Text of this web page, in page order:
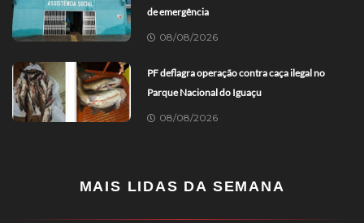
de emergência
08/08/2026
PF deflagra operação contra caça ilegal no
Parque Nacional do Iguaçu
08/08/2026
MAIS LIDAS DA SEMANA